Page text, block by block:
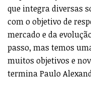
que integra diversas
com o objetivo de
mercado e da
passo, mas temos
muitos objetivos e
termina Paulo